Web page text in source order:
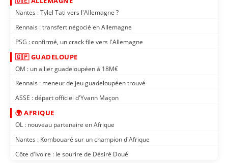
Nantes : Tylel Tati vers l'Allemagne ?
Rennais : transfert négocié en Allemagne
PSG : confirmé, un crack file vers l'Allemagne
🇬🇵 GUADELOUPE
OM : un ailier guadeloupéen à 18M€
Rennais : meneur de jeu guadeloupéen trouvé
ASSE : départ officiel d'Yvann Maçon
🌍 AFRIQUE
OL : nouveau partenaire en Afrique
Nantes : Kombouaré sur un champion d'Afrique
Côte d'Ivoire : le sourire de Désiré Doué